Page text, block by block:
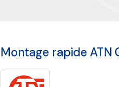
Montage rapide ATN